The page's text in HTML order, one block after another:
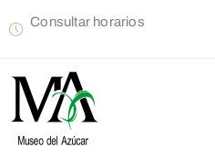
Consultar horarios